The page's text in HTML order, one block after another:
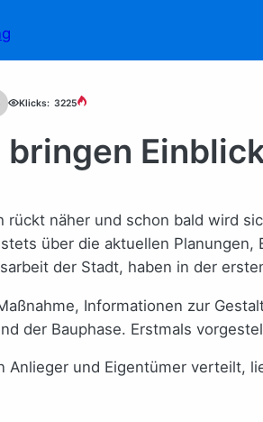
Klicks: 3225
bringen
rückt näher und schon bald wird
stets über die aktuellen
der Stadt, haben in der
Informationen zur
der Bauphase. Erstmals
Anlieger und Eigentümer verteilt,